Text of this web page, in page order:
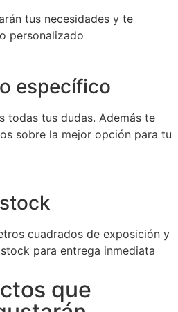
tus necesidades y te
personalizado
específico
todas tus dudas. Además te
sobre la mejor opción para tu
cuadrados de exposición y
para entrega inmediata
que